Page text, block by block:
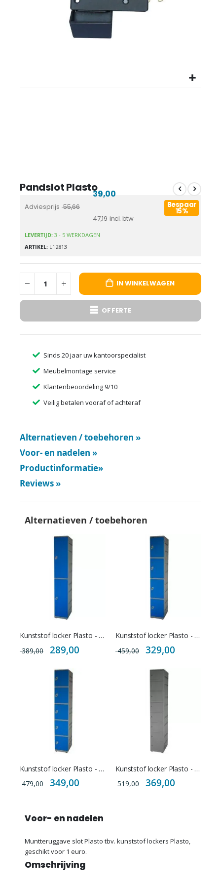
Pandslot Plasto
Adviesprijs 55,66
47,19
39,00
Bespaar
15%
LEVERTIJD: 3 - 5 WERKDAGEN
ARTIKEL L12813
IN WINKELWAGEN
OFFERTE
Sinds 20 jaar uw kantoorspecialist
Meubelmontage service
Klantenbeoordeling 9/10
Veilig betalen vooraf of achteraf
Alternatieven / toebehoren »
Voor- en nadelen »
Productinformatie»
Reviews »
Alternatieven / toebehoren
Kunststof locker Plasto - 2 deurs
389,00
Special
Price
289,00
Kunststof locker Plasto - 4 deurs
459,00
Special
Price
329,00
Kunststof locker Plasto - 5 deurs
479,00
Special
Price
349,00
Kunststof locker Plasto - 8 deurs
519,00
Special
Price
369,00
Voor- en nadelen
Muntteruggave slot Plasto tbv. kunststof lockers Plasto,
geschikt voor 1 euro.
Omschrijving